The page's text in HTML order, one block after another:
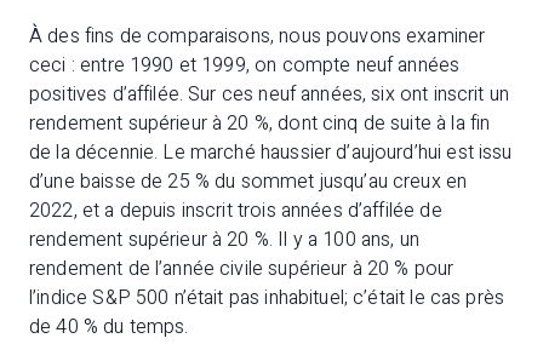
À des fins de comparaisons, nous pouvons examiner
ceci : entre 1990 et 1999, on compte neuf années
positives d’affilée. Sur ces neuf années, six ont inscrit un
rendement supérieur à 20 %, dont cinq de suite à la fin
de la décennie. Le marché haussier d’aujourd’hui est issu
d’une baisse de 25 % du sommet jusqu’au creux en
2022, et a depuis inscrit trois années d’affilée de
rendement supérieur à 20 %. Il y a 100 ans, un
rendement de l’année civile supérieur à 20 % pour
l’indice S&P 500 n’était pas inhabituel; c’était le cas près
de 40 % du temps.